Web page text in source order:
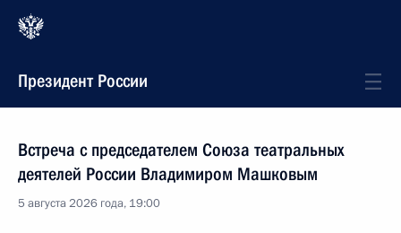
Президент России
Встреча с председателем Союза театральных
деятелей России Владимиром Машковым
5 августа 2026 года, 19:00